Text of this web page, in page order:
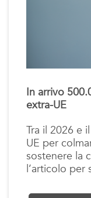
In arrivo
extra-UE
Tra il 2026 e
UE per
sostenere la
l’articolo per